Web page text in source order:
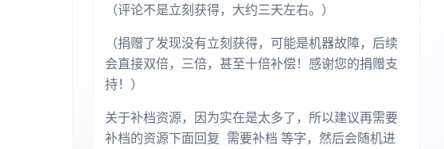
（评论不是立刻获得，大约三天左右。）
（捐赠了发现没有立刻获得，可能是机器故障，后续
会直接双倍，三倍，甚至十倍补偿！感谢您的捐赠支
持！）
关于补档资源，因为实在是太多了，所以建议再需要
补档的资源下面回复 需要补档 等字，然后会随机进